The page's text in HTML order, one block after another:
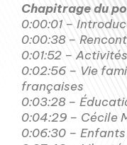
Chapitrage du
0:00:01 –
0:00:38 –
0:01:52 –
0:02:56 – Vie
françaises
0:03:28 –
0:04:29 – Cécile
0:06:30 –